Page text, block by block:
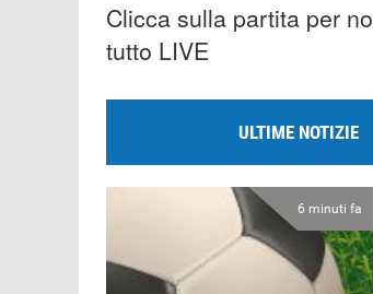
Clicca sulla partita per
tutto LIVE
ULTIME NOTIZIE
6 minuti fa